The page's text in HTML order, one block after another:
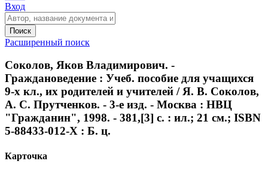
Вход
Поиск
Расширенный поиск
Соколов, Яков Владимирович. -
Граждановедение : Учеб. пособие для учащихся
9-х кл., их родителей и учителей / Я. В. Соколов,
А. С. Прутченков. - 3-е изд. - Москва : НВЦ
"Гражданин", 1998. - 381,[3] с. : ил.; 21 см.; ISBN
5-88433-012-X : Б. ц.
Карточка